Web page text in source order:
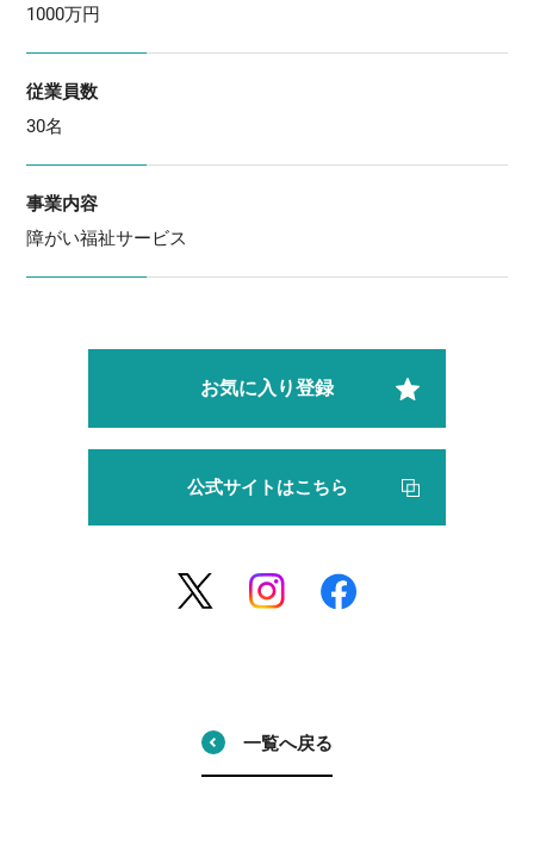
1000万円
従業員数
30名
事業内容
障がい福祉サービス
お気に入り登録
公式サイトはこちら
一覧へ戻る